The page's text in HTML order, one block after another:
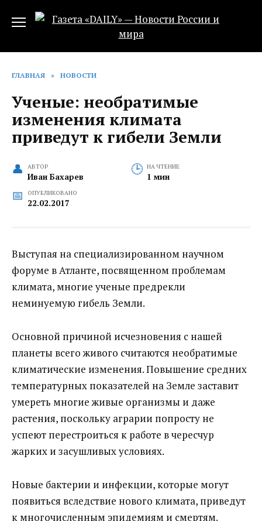
ГЛАВНАЯ » НОВОСТИ
Ученые: необратимые
изменения климата
приведут к гибели Земли
АВТОР
Иван Бахарев
НА ЧТЕНИЕ
1 мин
ОПУБЛИКОВАНО
22.02.2017
Выступая на специализированном научном
форуме в Атланте, посвященном проблемам
климата, многие ученые предрекли
неминуемую гибель Земли.
Основной причиной исчезновения с нашей
планеты всего живого считаются необратимые
климатические изменения. Повышение средних
температурных показателей на Земле заставит
умереть многие живые организмы и даже
растения, поскольку аграрии попросту не
успеют перестроиться к работе в чересчур
жарких и засушливых условиях.
Новые бактерии и инфекции, которые могут
появиться вследствие нового климата, приведут
к многочисленным эпидемиям и смертям.